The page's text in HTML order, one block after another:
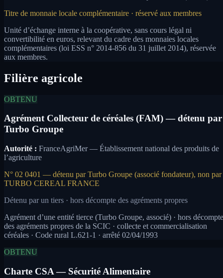
Titre de monnaie locale complémentaire · réservé aux membres
Unité d’échange interne à la coopérative, sans cours légal ni
convertibilité en euros, relevant du cadre des monnaies locales
complémentaires (loi ESS n° 2014-856 du 31 juillet 2014), réservée
aux membres.
Filière agricole
OBTENU
Agrément Collecteur de céréales (FAM) — détenu par
Turbo Groupe
Autorité : FranceAgriMer — Établissement national des produits de
l’agriculture
N° 02 0401 — détenu par Turbo Groupe (associé fondateur), non par
TURBO CEREAL FRANCE
Détenu par un tiers · hors décompte des agréments propres
Agrément d’une entité tierce (Turbo Groupe, associé) · hors décompte
des agréments propres de la SCIC · collecte et commercialisation
céréales · Code rural L.621-1 · arrêté 02/04/1993
OBTENU
Charte CSA — Sécurité Alimentaire